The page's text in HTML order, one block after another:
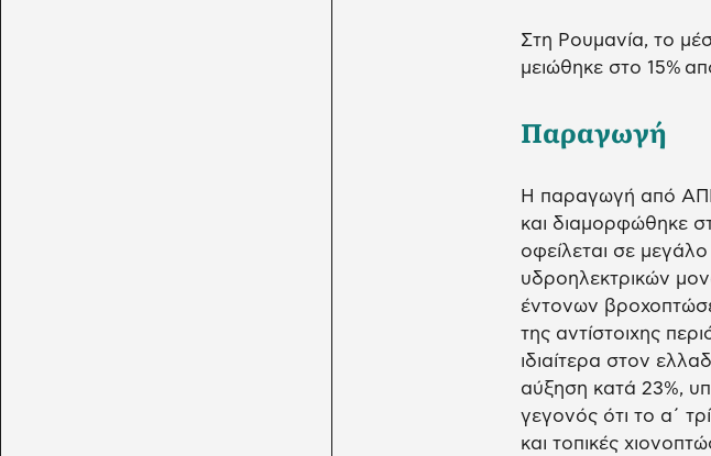
Στη Ρουμανία, το
μειώθηκε στο 15%
Παραγωγή
Η παραγωγή από ΑΠΕ
και διαμορφώθηκε
οφείλεται σε
υδροηλεκτρικών
έντονων
της αντίστοιχης
ιδιαίτερα στον
αύξηση κατά 23%,
γεγονός ότι το α΄
και τοπικές